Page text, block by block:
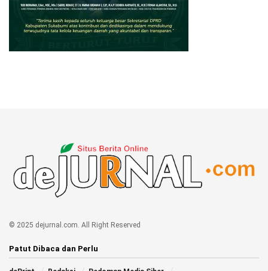
© 2025 dejurnal.com. All Right Reserved
Patut Dibaca dan Perlu